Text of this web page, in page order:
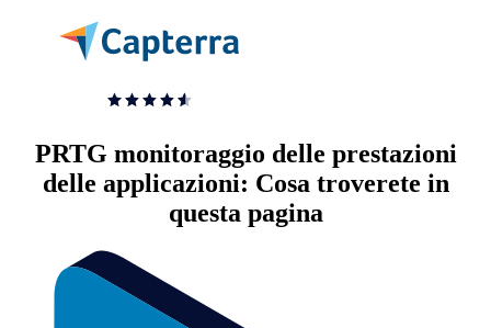
PRTG monitoraggio delle prestazioni
delle applicazioni: Cosa troverete in
questa pagina